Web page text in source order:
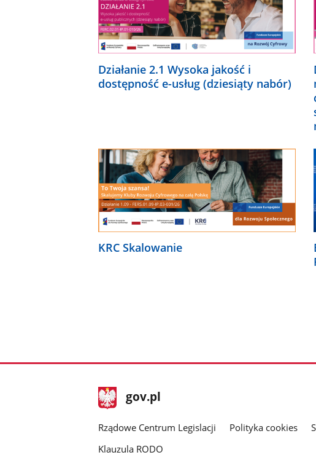
Działanie 2.1 Wysoka jakość i
dostępność e-usług (dziesiąty nabór)
KRC Skalowanie
stopka
gov.pl Strona
gov.pl
Rządowe Centrum Legislacji Polityka cookies
Klauzula RODO